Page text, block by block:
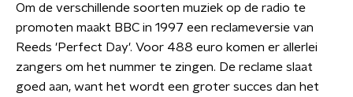
Om de verschillende soorten muziek op de radio te
promoten maakt BBC in 1997 een reclameversie van
Reeds 'Perfect Day'. Voor 488 euro komen er allerlei
zangers om het nummer te zingen. De reclame slaat
goed aan, want het wordt een groter succes dan het